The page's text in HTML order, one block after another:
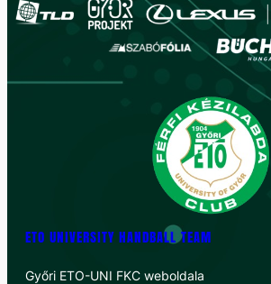
ETO UNIVERSITY HANDBALL TEAM
Győri ETO-UNI FKC weboldala